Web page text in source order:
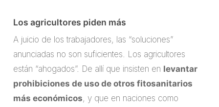
Los agricultores piden más
A juicio de los trabajadores, las “soluciones”
anunciadas no son suficientes. Los agricultores
están “ahogados”. De allí que insisten en levantar
prohibiciones de uso de otros fitosanitarios
más económicos, y que en naciones como